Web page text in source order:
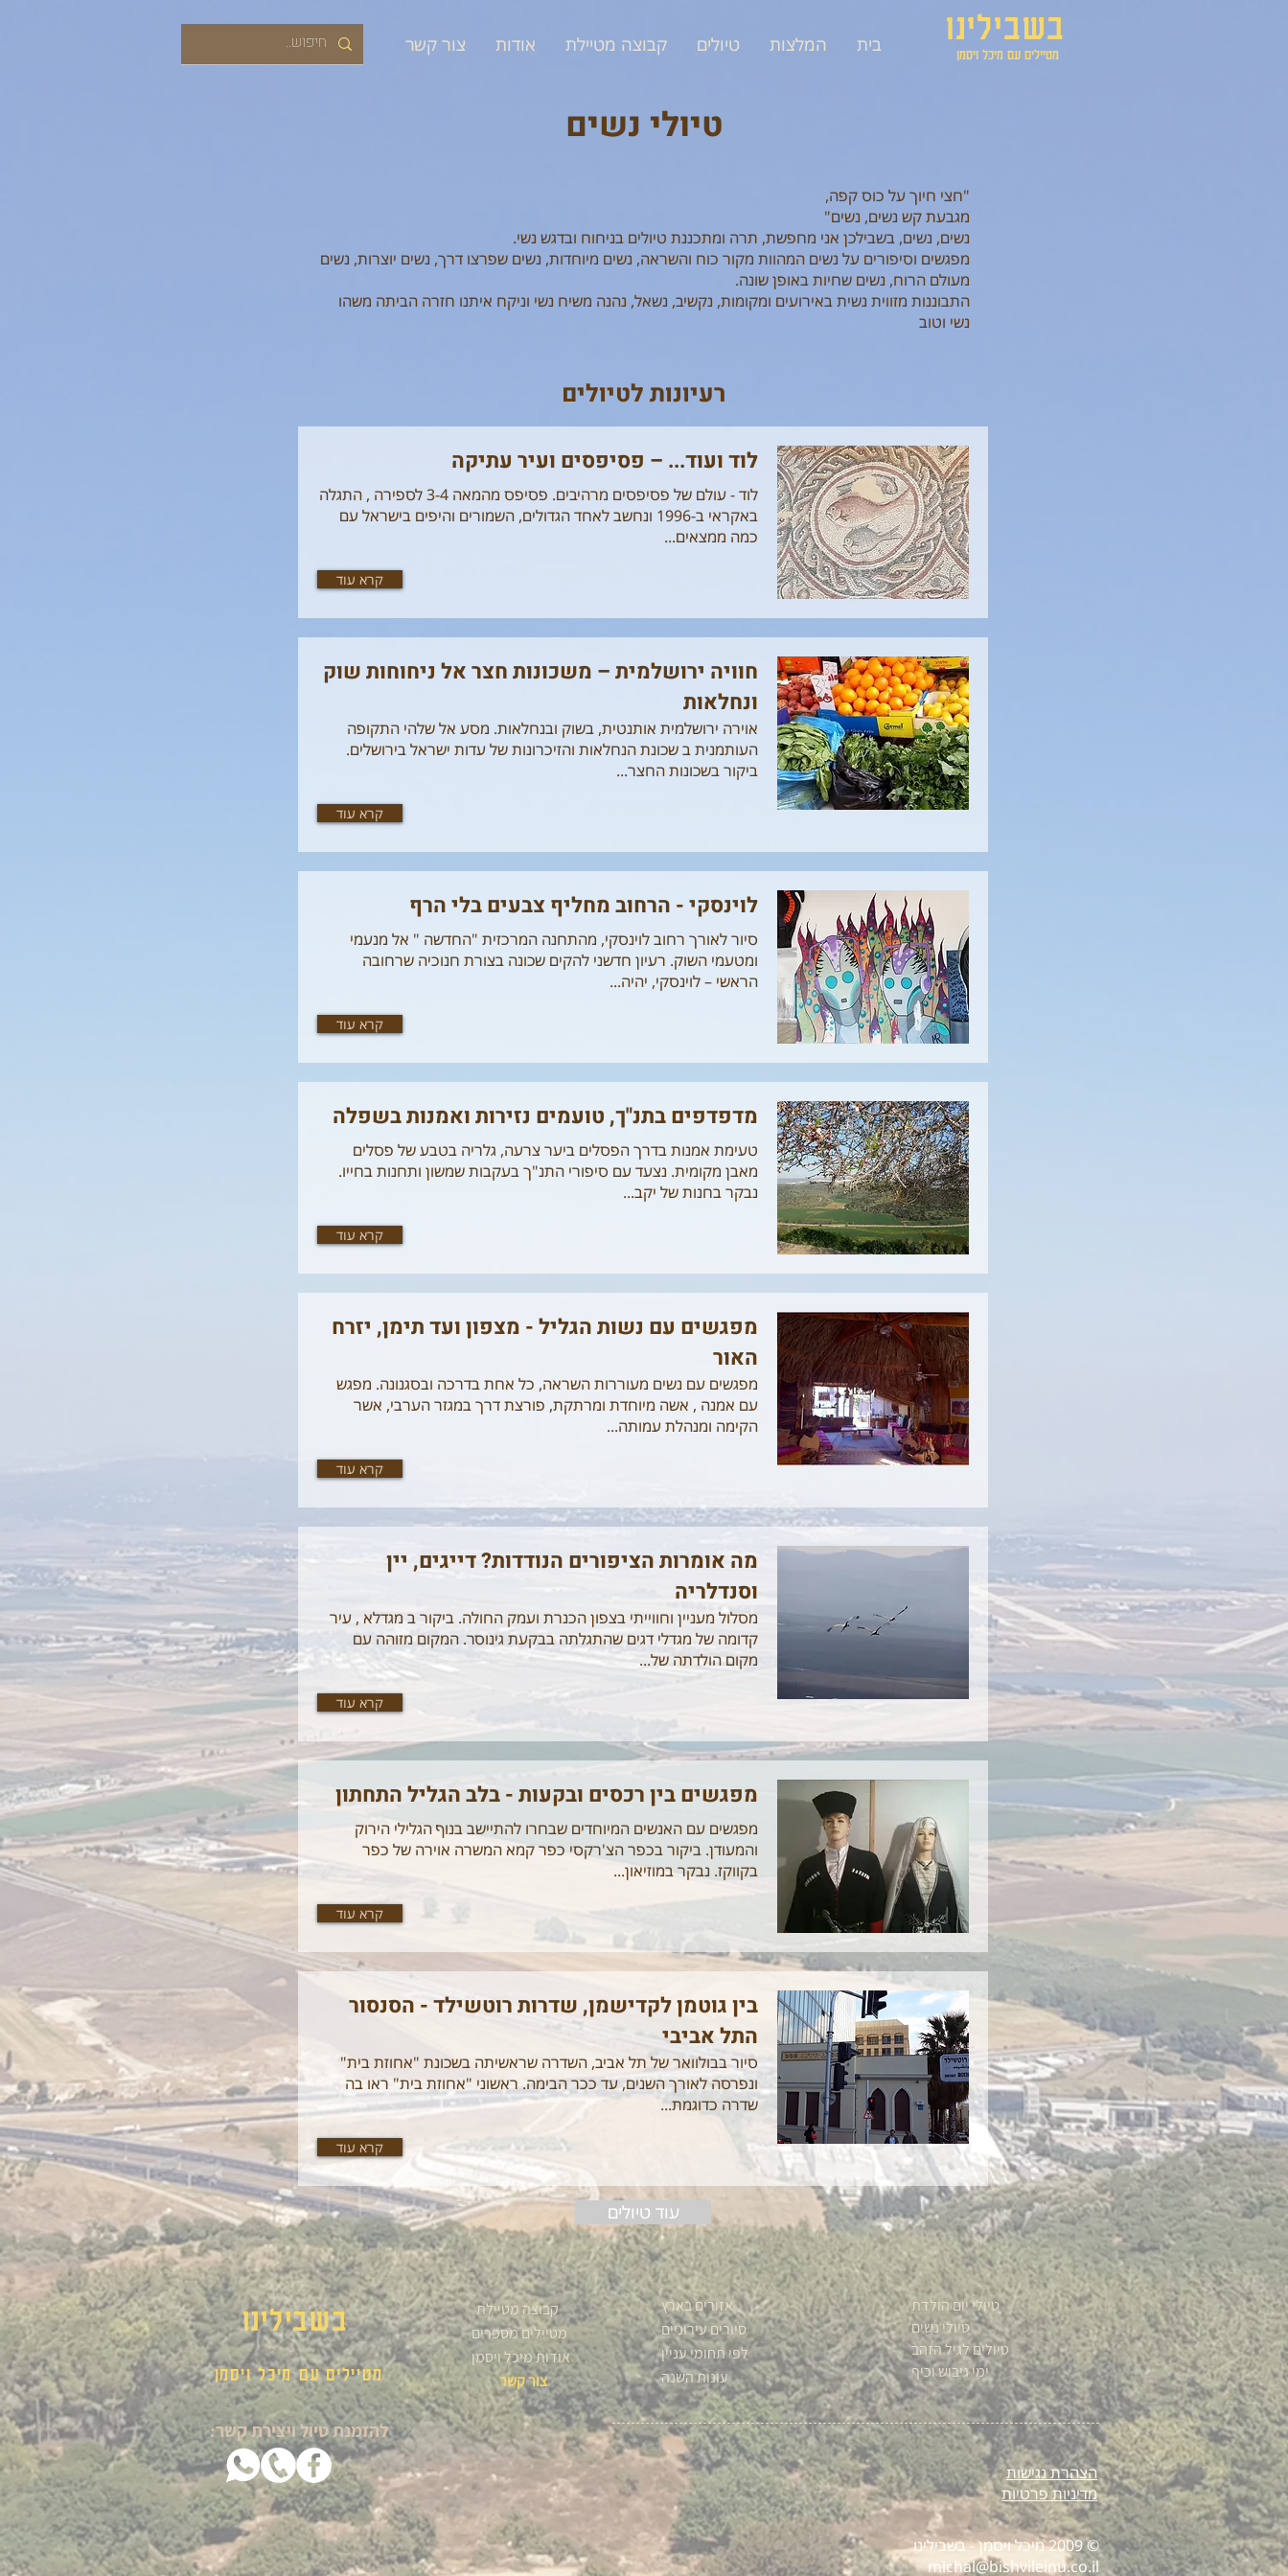
בית המלצות טיולים קבוצה מטיילת אודות צור קשר בשבילינו
מטיילים עם מיכל ויסמן
טיולי נשים
"חצי חיוך על כוס קפה,
מגבעת קש נשים, נשים"
נשים, נשים, בשבילכן אני מחפשת, תרה ומתכננת טיולים בניחוח ובדגש נשי.
מפגשים וסיפורים על נשים המהוות מקור כוח והשראה, נשים מיוחדות, נשים שפרצו דרך, נשים יוצרות, נשים
מעולם הרוח, נשים שחיות באופן שונה.
התבוננות מזווית נשית באירועים ומקומות, נקשיב, נשאל, נהנה משיח נשי וניקח איתנו חזרה הביתה משהו
נשי וטוב
רעיונות לטיולים
לוד ועוד... – פסיפסים ועיר עתיקה
לוד - עולם של פסיפסים מרהיבים. פסיפס מהמאה 3-4 לספירה , התגלה
באקראי ב-1996 ונחשב לאחד הגדולים, השמורים והיפים בישראל עם
כמה ממצאים...
קרא עוד
חוויה ירושלמית – משכונות חצר אל ניחוחות שוק
ונחלאות
אוירה ירושלמית אותנטית, בשוק ובנחלאות. מסע אל שלהי התקופה
העותמנית ב שכונת הנחלאות והזיכרונות של עדות ישראל בירושלים.
ביקור בשכונות החצר...
קרא עוד
לוינסקי - הרחוב מחליף צבעים בלי הרף
סיור לאורך רחוב לוינסקי, מהתחנה המרכזית "החדשה " אל מנעמי
ומטעמי השוק. רעיון חדשני להקים שכונה בצורת חנוכיה שרחובה
הראשי – לוינסקי, יהיה...
קרא עוד
מדפדפים בתנ"ך, טועמים נזירות ואמנות בשפלה
טעימת אמנות בדרך הפסלים ביער צרעה, גלריה בטבע של פסלים
מאבן מקומית. נצעד עם סיפורי התנ"ך בעקבות שמשון ותחנות בחייו.
נבקר בחנות של יקב...
קרא עוד
מפגשים עם נשות הגליל - מצפון ועד תימן, יזרח
האור
מפגשים עם נשים מעוררות השראה, כל אחת בדרכה ובסגנונה. מפגש
עם אמנה , אשה מיוחדת ומרתקת, פורצת דרך במגזר הערבי, אשר
הקימה ומנהלת עמותה...
קרא עוד
מה אומרות הציפורים הנודדות? דייגים, יין
וסנדלריה
מסלול מעניין וחווייתי בצפון הכנרת ועמק החולה. ביקור ב מגדלא , עיר
קדומה של מגדלי דגים שהתגלתה בבקעת גינוסר. המקום מזוהה עם
מקום הולדתה של...
קרא עוד
מפגשים בין רכסים ובקעות - בלב הגליל התחתון
מפגשים עם האנשים המיוחדים שבחרו להתיישב בנוף הגלילי הירוק
והמעודן. ביקור בכפר הצ'רקסי כפר קמא המשרה אוירה של כפר
בקווקז. נבקר במוזיאון...
קרא עוד
בין גוטמן לקדישמן, שדרות רוטשילד - הסנסור
התל אביבי
סיור בבולוואר של תל אביב, השדרה שראשיתה בשכונת "אחוזת בית"
ונפרסה לאורך השנים, עד ככר הבימה. ראשוני "אחוזת בית" ראו בה
שדרה כדוגמת...
קרא עוד
עוד טיולים
בשבילינו
מטיילים עם מיכל ויסמן
להזמנת טיול ויצירת קשר:
קבוצה מטיילת
מטיילים מספרים
אודות מיכל ויסמן
צור קשר
אזורים בארץ
סיורים עירוניים
לפי תחומי עניין
עונות השנה
טיולי יום הולדת
טיולי נשים
טיולים לגיל הזהב
ימי גיבוש וכיף
הצהרת נגישות
מדיניות פרטיות
© 2009 מיכל ויסמן - בשבילינו
michal@bishvileinu.co.il